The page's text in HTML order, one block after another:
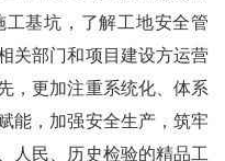
基坑，了解工地安全管
关部门和项目建设方运营
，更加注重系统化、体系
能，加强安全生产，筑牢
人民、历史检验的精品工